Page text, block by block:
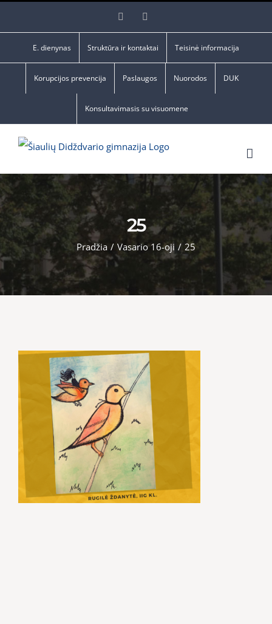
Facebook
E. dienynas Struktūra ir kontaktai Teisinė informacija
Korupcijos prevencija Paslaugos Nuorodos DUK
Konsultavimasis su visuomene
25
Pradžia / Vasario 16-oji / 25